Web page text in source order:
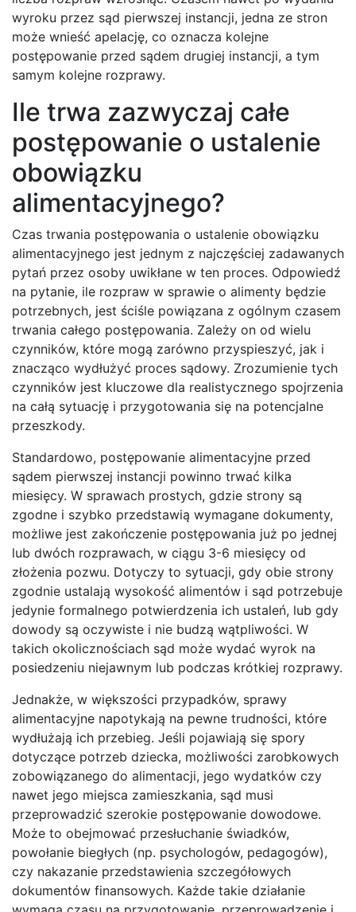
wyroku przez sąd pierwszej instancji, jedna ze stron
może wnieść apelację, co oznacza kolejne
postępowanie przed sądem drugiej instancji, a tym
samym kolejne rozprawy.
Ile trwa zazwyczaj całe
postępowanie o ustalenie
obowiązku
alimentacyjnego?
Czas trwania postępowania o ustalenie obowiązku
alimentacyjnego jest jednym z najczęściej zadawanych
pytań przez osoby uwikłane w ten proces. Odpowiedź
na pytanie, ile rozpraw w sprawie o alimenty będzie
potrzebnych, jest ściśle powiązana z ogólnym czasem
trwania całego postępowania. Zależy on od wielu
czynników, które mogą zarówno przyspieszyć, jak i
znacząco wydłużyć proces sądowy. Zrozumienie tych
czynników jest kluczowe dla realistycznego spojrzenia
na całą sytuację i przygotowania się na potencjalne
przeszkody.
Standardowo, postępowanie alimentacyjne przed
sądem pierwszej instancji powinno trwać kilka
miesięcy. W sprawach prostych, gdzie strony są
zgodne i szybko przedstawią wymagane dokumenty,
możliwe jest zakończenie postępowania już po jednej
lub dwóch rozprawach, w ciągu 3-6 miesięcy od
złożenia pozwu. Dotyczy to sytuacji, gdy obie strony
zgodnie ustalają wysokość alimentów i sąd potrzebuje
jedynie formalnego potwierdzenia ich ustaleń, lub gdy
dowody są oczywiste i nie budzą wątpliwości. W
takich okolicznościach sąd może wydać wyrok na
posiedzeniu niejawnym lub podczas krótkiej rozprawy.
Jednakże, w większości przypadków, sprawy
alimentacyjne napotykają na pewne trudności, które
wydłużają ich przebieg. Jeśli pojawiają się spory
dotyczące potrzeb dziecka, możliwości zarobkowych
zobowiązanego do alimentacji, jego wydatków czy
nawet jego miejsca zamieszkania, sąd musi
przeprowadzić szerokie postępowanie dowodowe.
Może to obejmować przesłuchanie świadków,
powołanie biegłych (np. psychologów, pedagogów),
czy nakazanie przedstawienia szczegółowych
dokumentów finansowych. Każde takie działanie